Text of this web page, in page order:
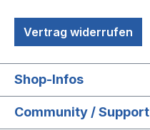
Vertrag widerrufen
Shop-Infos
Community / Support